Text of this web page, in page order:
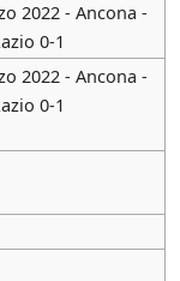
2022 - Ancona -
0-1
2022 - Ancona -
0-1